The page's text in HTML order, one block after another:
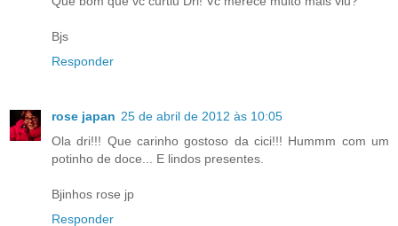
Bjs
Responder
rose japan 25 de abril de 2012 às 10:05
Ola dri!!! Que carinho gostoso da cici!!! Hummm com um
potinho de doce... E lindos presentes.
Bjinhos rose jp
Responder